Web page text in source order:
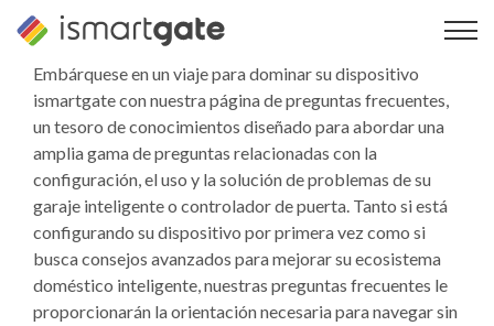
contenido
Embárquese en un viaje para dominar su dispositivo
ismartgate con nuestra página de preguntas frecuentes,
un tesoro de conocimientos diseñado para abordar una
amplia gama de preguntas relacionadas con la
configuración, el uso y la solución de problemas de su
garaje inteligente o controlador de puerta. Tanto si está
configurando su dispositivo por primera vez como si
busca consejos avanzados para mejorar su ecosistema
doméstico inteligente, nuestras preguntas frecuentes le
proporcionarán la orientación necesaria para navegar sin